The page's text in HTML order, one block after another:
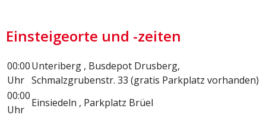
Einsteigeorte und -zeiten
00:00
Uhr
Unteriberg , Busdepot Drusberg,
Schmalzgrubenstr. 33 (gratis Parkplatz vorhanden)
00:00
Uhr
Einsiedeln , Parkplatz Brüel